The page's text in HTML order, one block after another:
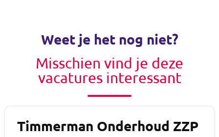
Weet je het nog niet?
Misschien vind je deze
vacatures interessant
Timmerman Onderhoud ZZP